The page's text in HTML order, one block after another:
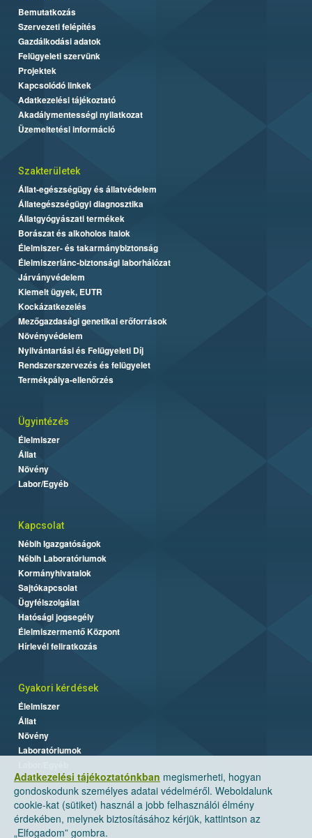
Adatkezelési tájékoztatónkban megismerheti, hogyan
gondoskodunk személyes adatai védelméről. Weboldalunk
cookie-kat (sütiket) használ a jobb felhasználói élmény
érdekében, melynek biztosításához kérjük, kattintson az
„Elfogadom” gombra.
Bemutatkozás
Szervezeti felépítés
Gazdálkodási adatok
Felügyeleti szervünk
Projektek
Kapcsolódó linkek
Adatkezelési tájékoztató
Akadálymentességi nyilatkozat
Üzemeltetési információ
Szakterületek
Állat-egészségügy és állatvédelem
Állategészségügyi diagnosztika
Állatgyógyászati termékek
Borászat és alkoholos italok
Élelmiszer- és takarmánybiztonság
Élelmiszerlánc-biztonsági laborhálózat
Járványvédelem
Kiemelt ügyek, EUTR
Kockázatkezelés
Mezőgazdasági genetikai erőforrások
Növényvédelem
Nyilvántartási és Felügyeleti Díj
Rendszerszervezés és felügyelet
Termékpálya-ellenőrzés
Ügyintézés
Élelmiszer
Állat
Növény
Labor/Egyéb
Kapcsolat
Nébih Igazgatóságok
Nébih Laboratóriumok
Kormányhivatalok
Sajtókapcsolat
Ügyfélszolgálat
Hatósági jogsegély
Élelmiszermentő Központ
Hírlevél feliratkozás
Gyakori kérdések
Élelmiszer
Állat
Növény
Laboratóriumok